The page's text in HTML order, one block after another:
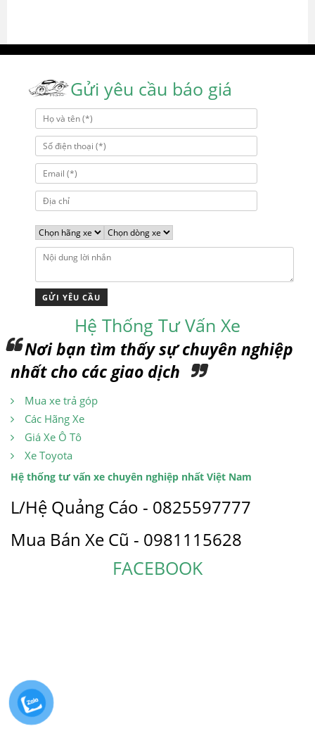
Gửi yêu cầu báo giá
Hệ Thống Tư Vấn Xe
Nơi bạn tìm thấy sự chuyên nghiệp
nhất cho các giao dịch
Mua xe trả góp
Các Hãng Xe
Giá Xe Ô Tô
Xe Toyota
Hệ thống tư vấn xe chuyên nghiệp nhất Việt Nam
L/Hệ Quảng Cáo - 0825597777
Mua Bán Xe Cũ - 0981115628
FACEBOOK